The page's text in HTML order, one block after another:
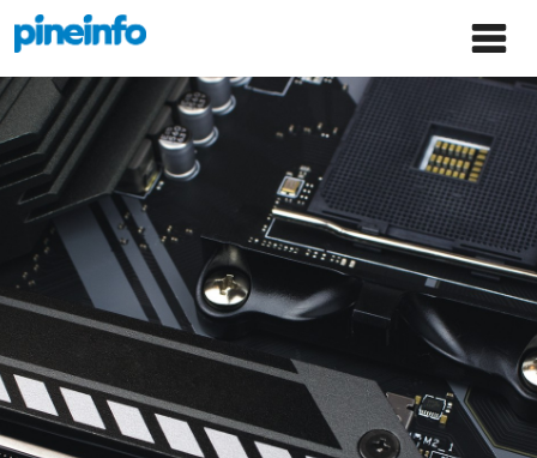
콘텐츠로
건너뛰기
Main
Menu
파인인포 홈으로 이동